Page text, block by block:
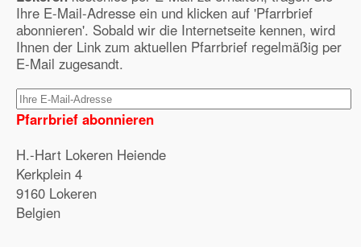
Ihre E-Mail-Adresse ein und klicken auf 'Pfarrbrief
abonnieren'. Sobald wir die Internetseite kennen, wird
Ihnen der Link zum aktuellen Pfarrbrief regelmäßig per
E-Mail zugesandt.
Pfarrbrief abonnieren
H.-Hart Lokeren Heiende
Kerkplein 4
9160 Lokeren
Belgien